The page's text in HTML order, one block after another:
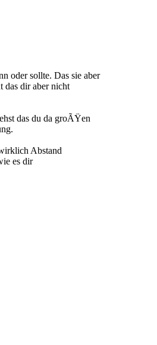
oder sollte. Das sie aber
das dir aber nicht
das du da groÃŸen
Abstand
es dir